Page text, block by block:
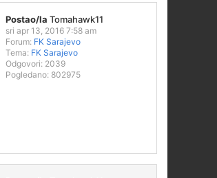
Postao/la Tomahawk11
sri apr 13, 2016 7:58 am
Forum: FK Sarajevo
Tema: FK Sarajevo
Odgovori: 2039
Pogledano: 802975